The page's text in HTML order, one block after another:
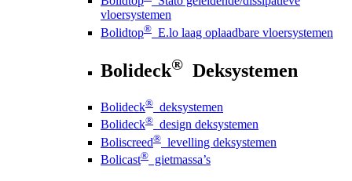
vloersystemen
Bolidtop® E.lo laag oplaadbare vloersystemen
Bolideck® Deksystemen
Bolideck® deksystemen
Bolideck® design deksystemen
Boliscreed® levelling deksystemen
Bolicast® gietmassa’s